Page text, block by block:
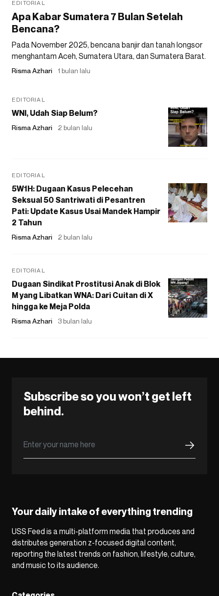
EDITORIAL
Apa Kabar Sumatera 7 Bulan Setelah
Bencana?
Pada November 2025, bencana banjir dan tanah longsor
menghantam Aceh, Sumatera Utara, dan Sumatera Barat.
Risma Azhari 1 bulan lalu
EDITORIAL
WNI, Udah Siap Belum?
Risma Azhari 2 bulan lalu
EDITORIAL
5W1H: Dugaan Kasus Pelecehan
Seksual 50 Santriwati di Pesantren
Pati: Update Kasus Usai Mandek Hampir
2 Tahun
Risma Azhari 2 bulan lalu
EDITORIAL
Dugaan Sindikat Prostitusi Anak di Blok
M yang Libatkan WNA: Dari Cuitan di X
hingga ke Meja Polda
Risma Azhari 3 bulan lalu
Subscribe so you won’t get left
behind.
Your daily intake of everything trending
USS Feed is a multi-platform media that produces and
distributes generation z-focused digital content,
reporting the latest trends on fashion, lifestyle, culture,
and music to its audience.